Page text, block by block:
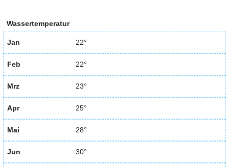
Wassertemperatur
Jan 22°
Feb 22°
Mrz 23°
Apr 25°
Mai 28°
Jun 30°